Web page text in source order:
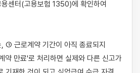
센터(고용보험 1350)에 확인하여
① 근로계약 기간이 아직 종료되지
약 만료'로 처리하면 실제와 다른 신고가